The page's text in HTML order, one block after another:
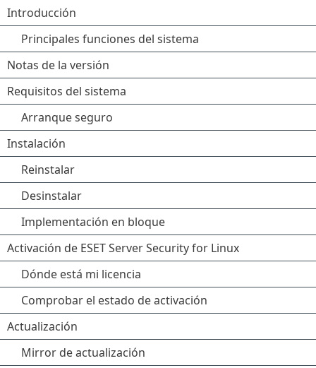
Introducción
Principales funciones del sistema
Notas de la versión
Requisitos del sistema
Arranque seguro
Instalación
Reinstalar
Desinstalar
Implementación en bloque
Activación de ESET Server Security for Linux
Dónde está mi licencia
Comprobar el estado de activación
Actualización
Mirror de actualización